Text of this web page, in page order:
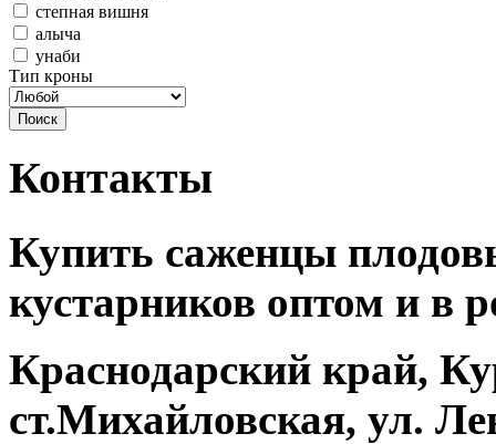
степная вишня
алыча
унаби
Тип кроны
Контакты
Купить саженцы
кустарников оптом и в
Краснодарский край,
ст.Михайловская, ул.